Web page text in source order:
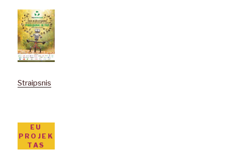
Straipsnis
EU
PROJEK
TAS